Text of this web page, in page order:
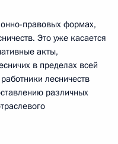
правовых формах,
Это уже касается
акты,
в пределах всей
лесничеств
различных